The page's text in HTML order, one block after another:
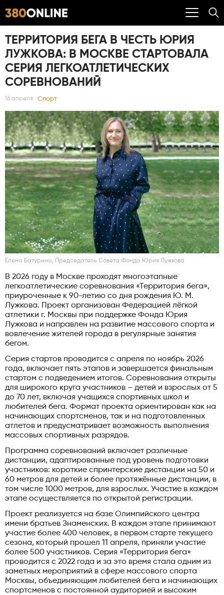
ТЕРРИТОРИЯ БЕГА В ЧЕСТЬ ЮРИЯ
ЛУЖКОВА: В МОСКВЕ СТАРТОВАЛА
СЕРИЯ ЛЕГКОАТЛЕТИЧЕСКИХ
СОРЕВНОВАНИЙ
16 апреля Спорт
Елена Батурина, Председатель Совета Фонда Юрия Лужкова
В 2026 году в Москве проходят многоэтапные
легкоатлетические соревнования «Территория бега»,
приуроченные к 90-летию со дня рождения Ю. М.
Лужкова. Проект организован Федерацией лёгкой
атлетики г. Москвы при поддержке Фонда Юрия
Лужкова и направлен на развитие массового спорта и
вовлечение жителей города в регулярные занятия
бегом.
Серия стартов проводится с апреля по ноябрь 2026
года, включает пять этапов и завершается финальным
стартом с подведением итогов. Соревнования открыты
для широкого круга участников – детей и взрослых от 5
до 70 лет, включая учащихся спортивных школ и
любителей бега. Формат проекта ориентирован как на
начинающих спортсменов, так и на подготовленных
атлетов и предусматривает возможность выполнения
массовых спортивных разрядов.
Программа соревнований включает различные
дистанции, адаптированные под уровень подготовки
участников: короткие спринтерские дистанции на 50 и
60 метров для детей и более протяжённые дистанции, в
том числе 1000 метров, для взрослых. Участие в каждом
этапе осуществляется по открытой регистрации.
Проект реализуется на базе Олимпийского центра
имени братьев Знаменских. В каждом этапе принимают
участие более 400 человек, в первом старте текущего
сезона, который прошел 11 апреля, приняли участие
более 500 участников. Серия «Территория бега»
проводится с 2022 года и за это время стала одним из
заметных мероприятий в сфере массового спорта
Москвы, объединяющим любителей бега и начинающих
спортсменов с постоянной аудиторией и высоким